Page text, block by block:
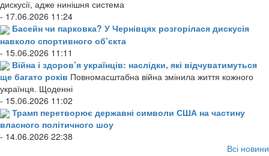
дискусії, адже нинішня система
- 17.06.2026 11:24
Басейн чи парковка? У Чернівцях розгорілася дискусія
навколо спортивного об’єкта
- 15.06.2026 11:11
Війна і здоров’я українців: наслідки, які відчуватимуться
ще багато років Повномасштабна війна змінила життя кожного
українця. Щоденні
- 15.06.2026 11:02
Трамп перетворює державні символи США на частину
власного політичного шоу
- 14.06.2026 22:38
Всі новини